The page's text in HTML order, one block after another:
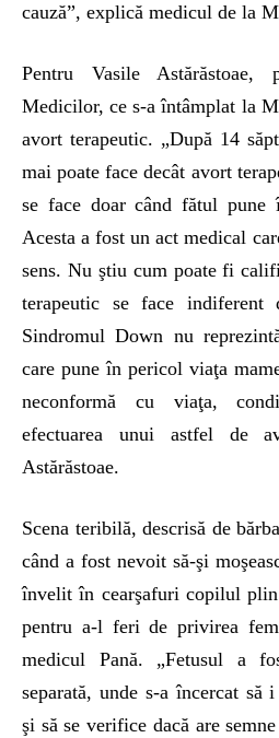
cauză”, explică medicul de la
Pentru Vasile Astărăstoae,
Medicilor, ce s-a întâmplat la
avort terapeutic. „După 14
mai poate face decât avort
se face doar când fătul
Acesta a fost un act medical
sens. Nu ştiu cum poate fi
terapeutic se face indiferent
Sindromul Down nu
care pune în pericol viaţa
neconformă cu viaţa,
efectuarea unui astfel de
Astărăstoae.
Scena teribilă, descrisă de
când a fost ne­voit să-şi
învelit în cearşafuri copilul plin
pentru a-l feri de privirea
medicul Pană. „Fetusul a
separată, unde s-a încercat să
şi să se verifice dacă are